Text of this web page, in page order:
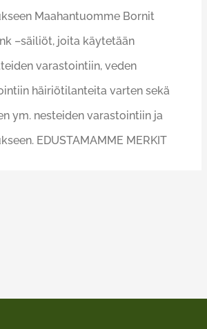
Maahantuomme Bornit
–säiliöt, joita käytetään
varastointiin, veden
häiriötilanteita varten sekä
ym. nesteiden varastointiin ja
EDUSTAMAMME MERKIT